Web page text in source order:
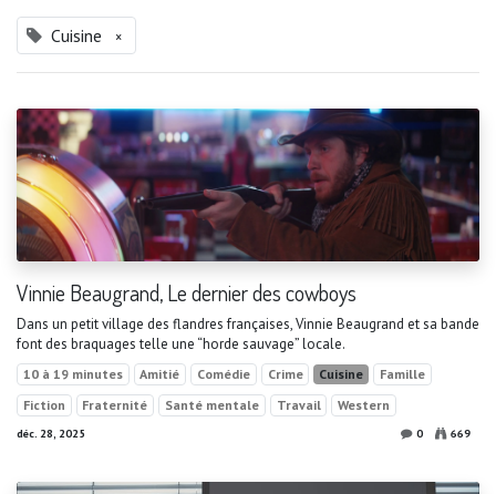
Cuisine ×
Vinnie Beaugrand, Le dernier des cowboys
Dans un petit village des flandres françaises, Vinnie Beaugrand et sa bande
font des braquages telle une “horde sauvage” locale.
10 à 19 minutes Amitié Comédie Crime Cuisine
Famille
Fiction
Fraternité Santé mentale Travail Western
déc. 28, 2025 0 669